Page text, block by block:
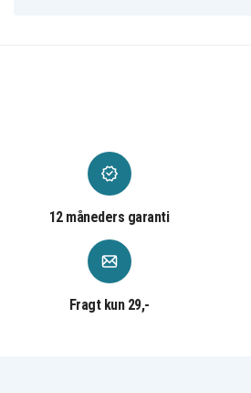
Samsung SM-G925R
Samsung SM-G925R4
Samsung SM-G925S
Samsung SM-G925T
Samsung SM-G925V
Samsung SM-G925W8
Samsung SM-G925X
Samsung SM-G925Z
12 måneders garanti
Fragt kun 29,-